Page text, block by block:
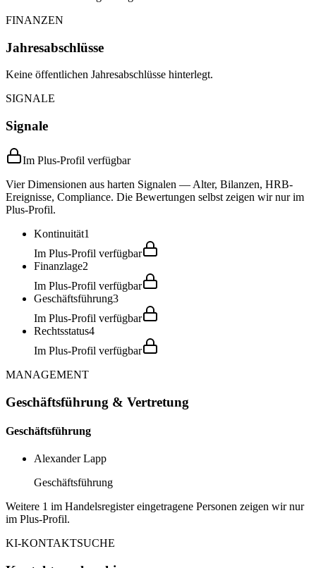
FINANZEN
Jahresabschlüsse
Keine öffentlichen Jahresabschlüsse hinterlegt.
SIGNALE
Signale
Im Plus-Profil verfügbar
Vier Dimensionen aus harten Signalen — Alter, Bilanzen, HRB-
Ereignisse, Compliance. Die Bewertungen selbst zeigen wir nur im
Plus-Profil.
Kontinuität1
Im Plus-Profil verfügbar
Finanzlage2
Im Plus-Profil verfügbar
Geschäftsführung3
Im Plus-Profil verfügbar
Rechtsstatus4
Im Plus-Profil verfügbar
MANAGEMENT
Geschäftsführung & Vertretung
Geschäftsführung
Alexander Lapp
Geschäftsführung
Weitere 1 im Handelsregister eingetragene Personen zeigen wir nur
im Plus-Profil.
KI-KONTAKTSUCHE